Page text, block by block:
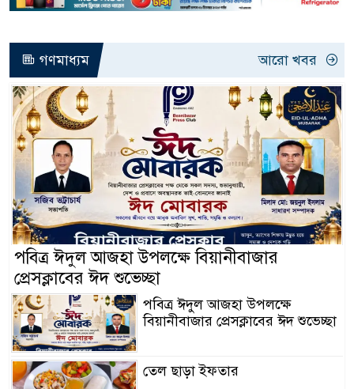
গণমাধ্যম আরো খবর
পবিত্র ঈদুল আজহা উপলক্ষে বিয়ানীবাজার
প্রেসক্লাবের ঈদ শুভেচ্ছা
পবিত্র ঈদুল আজহা উপলক্ষে
বিয়ানীবাজার প্রেসক্লাবের ঈদ শুভেচ্ছা
তেল ছাড়া ইফতার